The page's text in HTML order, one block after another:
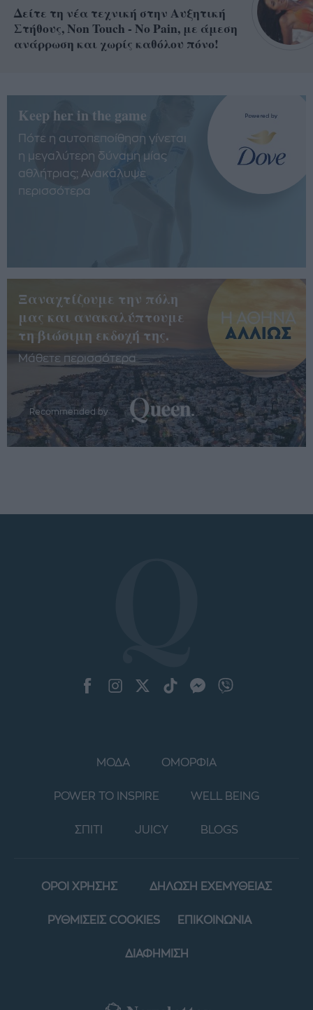
Δείτε τη νέα τεχνική στην Αυξητική
Στήθους, Non Touch - No Pain, με άμεση
ανάρρωση και χωρίς καθόλου πόνο!
Keep her in the game
Πότε η αυτοπεποίθηση γίνεται
η μεγαλύτερη δύναμη μίας
αθλήτριας; Ανακάλυψε
περισσότερα
Ξαναχτίζουμε την πόλη
μας και ανακαλύπτουμε
τη βιώσιμη εκδοχή της.
Μάθετε περισσότερα
Recommended by
ΜΟΔΑ ΟΜΟΡΦΙΑ
POWER TO INSPIRE WELL BEING
ΣΠΙΤΙ JUICY BLOGS
ΟΡΟΙ ΧΡΗΣΗΣ ΔΗΛΩΣΗ ΕΧΕΜΥΘΕΙΑΣ
ΡΥΘΜΙΣΕΙΣ COOKIES ΕΠΙΚΟΙΝΩΝΙΑ
ΔΙΑΦΗΜΙΣΗ